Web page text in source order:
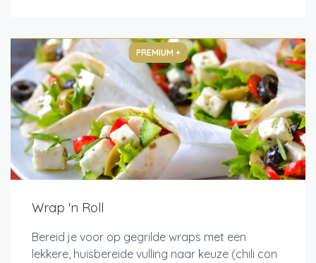
PREMIUM +
Wrap 'n Roll
Bereid je voor op gegrilde wraps met een
lekkere, huisbereide vulling naar keuze (chili con